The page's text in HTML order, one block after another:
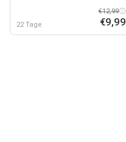
22 Tage
€12,99
€9,99